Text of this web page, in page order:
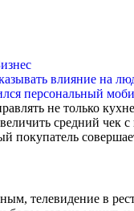
влияние на
персональный
не только
средний чек
покупатель
телевидение в